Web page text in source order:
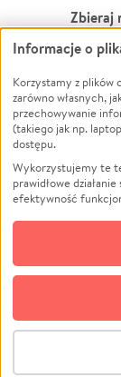
Zbieraj
Pożar
Pomoc
Informacje o
Korzystamy z plików
zarówno własnych,
przechowywanie
(takiego jak np.
dostępu.
Wykorzystujemy te
prawidłowe
efektywność
technologii do
zgodę na ich
możliwość zmiany
do której link
cookie
działanie
użytkownicy